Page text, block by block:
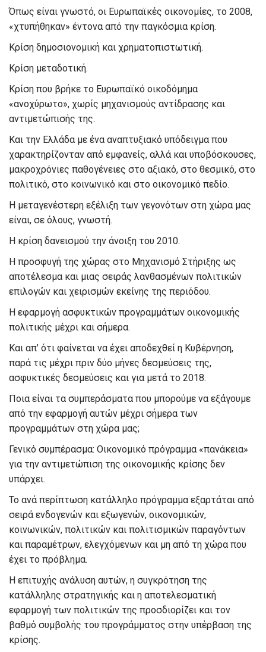
Όπως είναι γνωστό, οι Ευρωπαϊκές οικονομίες, το 2008,
«χτυπήθηκαν» έντονα από την παγκόσμια κρίση.
Κρίση δημοσιονομική και χρηματοπιστωτική.
Κρίση μεταδοτική.
Κρίση που βρήκε το Ευρωπαϊκό οικοδόμημα
«ανοχύρωτο», χωρίς μηχανισμούς αντίδρασης και
αντιμετώπισής της.
Και την Ελλάδα με ένα αναπτυξιακό υπόδειγμα που
χαρακτηρίζονταν από εμφανείς, αλλά και υποβόσκουσες,
μακροχρόνιες παθογένειες στο αξιακό, στο θεσμικό, στο
πολιτικό, στο κοινωνικό και στο οικονομικό πεδίο.
Η μεταγενέστερη εξέλιξη των γεγονότων στη χώρα μας
είναι, σε όλους, γνωστή.
Η κρίση δανεισμού την άνοιξη του 2010.
Η προσφυγή της χώρας στο Μηχανισμό Στήριξης ως
αποτέλεσμα και μιας σειράς λανθασμένων πολιτικών
επιλογών και χειρισμών εκείνης της περιόδου.
Η εφαρμογή ασφυκτικών προγραμμάτων οικονομικής
πολιτικής μέχρι και σήμερα.
Και απ’ ότι φαίνεται να έχει αποδεχθεί η Κυβέρνηση,
παρά τις μέχρι πριν δύο μήνες δεσμεύσεις της,
ασφυκτικές δεσμεύσεις και για μετά το 2018.
Ποια είναι τα συμπεράσματα που μπορούμε να εξάγουμε
από την εφαρμογή αυτών μέχρι σήμερα των
προγραμμάτων στη χώρα μας;
Γενικό συμπέρασμα: Οικονομικό πρόγραμμα «πανάκεια»
για την αντιμετώπιση της οικονομικής κρίσης δεν
υπάρχει.
Το ανά περίπτωση κατάλληλο πρόγραμμα εξαρτάται από
σειρά ενδογενών και εξωγενών, οικονομικών,
κοινωνικών, πολιτικών και πολιτισμικών παραγόντων
και παραμέτρων, ελεγχόμενων και μη από τη χώρα που
έχει το πρόβλημα.
Η επιτυχής ανάλυση αυτών, η συγκρότηση της
κατάλληλης στρατηγικής και η αποτελεσματική
εφαρμογή των πολιτικών της προσδιορίζει και τον
βαθμό συμβολής του προγράμματος στην υπέρβαση της
κρίσης.